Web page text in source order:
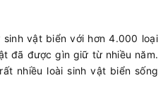
vật biển với hơn 4.000 loại
đã được gìn giữ từ nhiều năm.
nhiều loài sinh vật biển sống